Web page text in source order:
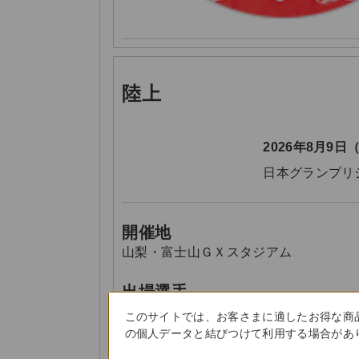
陸上
2026年8月9日
日本グランプ
開催地
山梨・富士山ＧＸスタジアム
出場選手
このサイトでは、お客さまに適したお得な
の個人データと結びつけて利用する場合があ